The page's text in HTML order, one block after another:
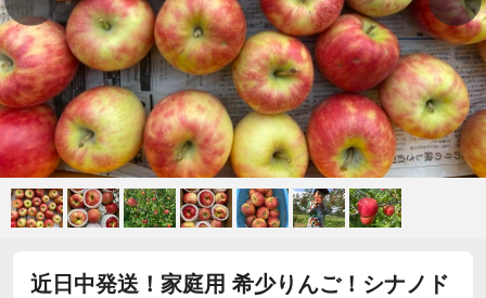
近日中発送！家庭用 希少りんご！シナノド